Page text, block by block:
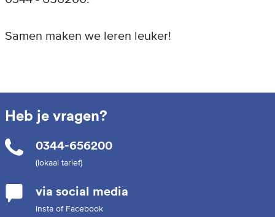
Samen maken we leren leuker!
Heb je vragen?
0344-656200
(lokaal tarief)
via social media
Insta of Facebook